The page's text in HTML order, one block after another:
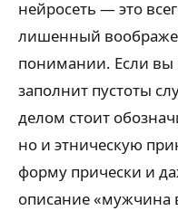
нейросеть — это
лишенный
понимании. Если вы
заполнит пустоты
делом стоит
но и этническую
форму прически и
описание «мужчина